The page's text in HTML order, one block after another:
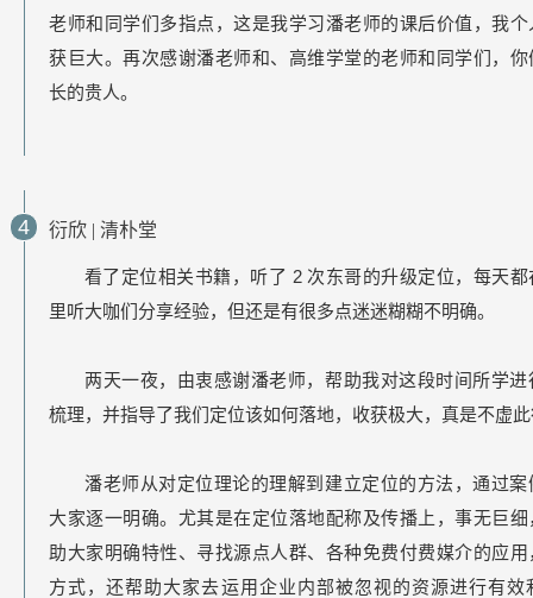
老师和同学们多指点，这是我学习潘老师的课后价值，我个
获巨大。再次感谢潘老师和、高维学堂的老师和同学们，你
长的贵人。
4 衍欣 | 清朴堂
看了定位相关书籍，听了 2 次东哥的升级定位，每天都
里听大咖们分享经验，但还是有很多点迷迷糊糊不明确。
两天一夜，由衷感谢潘老师，帮助我对这段时间所学进
梳理，并指导了我们定位该如何落地，收获极大，真是不虚
潘老师从对定位理论的理解到建立定位的方法，通过案
大家逐一明确。尤其是在定位落地配称及传播上，事无巨细
助大家明确特性、寻找源点人群、各种免费付费媒介的应用
方式，还帮助大家去运用企业内部被忽视的资源进行有效